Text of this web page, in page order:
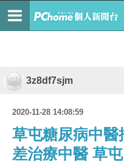
3z8df7sjm
2020-11-28 14:08:59
草屯糖尿病中醫
差治療中醫 草